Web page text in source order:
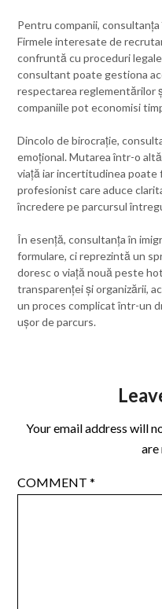
Pentru companii,
Firmele interesate de
confruntă cu proceduri
consultant poate gestiona
respectarea reglementărilor
companiile pot economisi
Dincolo de birocrație,
emoțional. Mutarea într-o
viață iar incertitudinea
profesionist care aduce
încredere pe parcursul
În esență, consultanța în
formulare, ci reprezintă un
doresc o viață nouă peste
transparenței și organizării,
un proces complicat într-un
ușor de parcurs.
Your email address will
are
COMMENT*